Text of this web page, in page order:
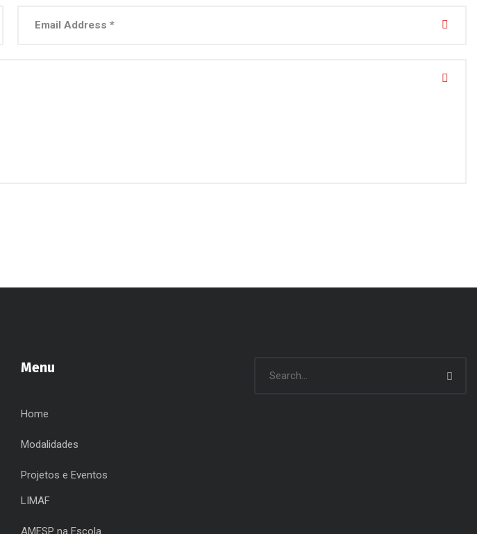
Menu
Home
Modalidades
Projetos e Eventos
LIMAF
AMESP na Escola